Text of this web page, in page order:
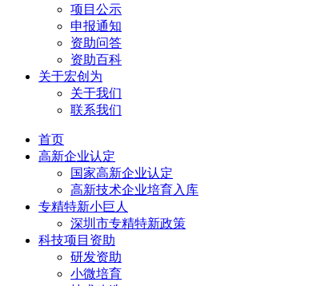
项目公示
申报通知
资助问答
资助百科
关于宏创为
关于我们
联系我们
首页
高新企业认定
国家高新企业认定
高新技术企业培育入库
专精特新小巨人
深圳市专精特新政策
科技项目资助
研发资助
小微培育